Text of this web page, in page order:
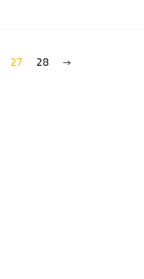
27 28 →